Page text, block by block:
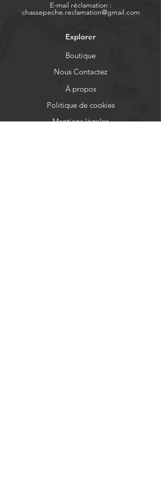
E-mail réclamation :
chassepeche.reclamation@gmail.com
Explorer
Boutique
Nous Contactez
À propos
Politique de cookies
Mentions légales